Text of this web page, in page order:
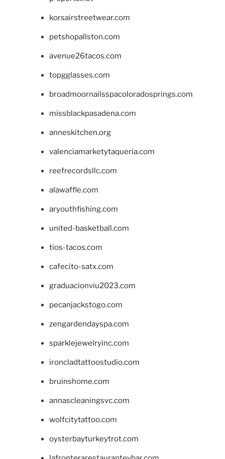
korsairstreetwear.com
petshopallston.com
avenue26tacos.com
topgglasses.com
broadmoornailsspacoloradosprings.com
missblackpasadena.com
anneskitchen.org
valenciamarketytaqueria.com
reefrecordsllc.com
alawaffle.com
aryouthfishing.com
united-basketball.com
tios-tacos.com
cafecito-satx.com
graduacionviu2023.com
pecanjackstogo.com
zengardendayspa.com
sparklejewelryinc.com
ironcladtattoostudio.com
bruinshome.com
annascleaningsvc.com
wolfcitytattoo.com
oysterbayturkeytrot.com